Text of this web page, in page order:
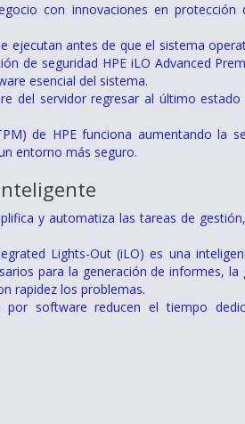
con innovaciones en
ejecutan antes de que el sistema
de seguridad HPE iLO Advanced
esencial del sistema.
del servidor regresar al último
de HPE funciona aumentando la
entorno más seguro.
y automatiza las tareas de
Lights-Out (iLO) es una
para la generación de informes,
rapidez los problemas.
software reducen el tiempo